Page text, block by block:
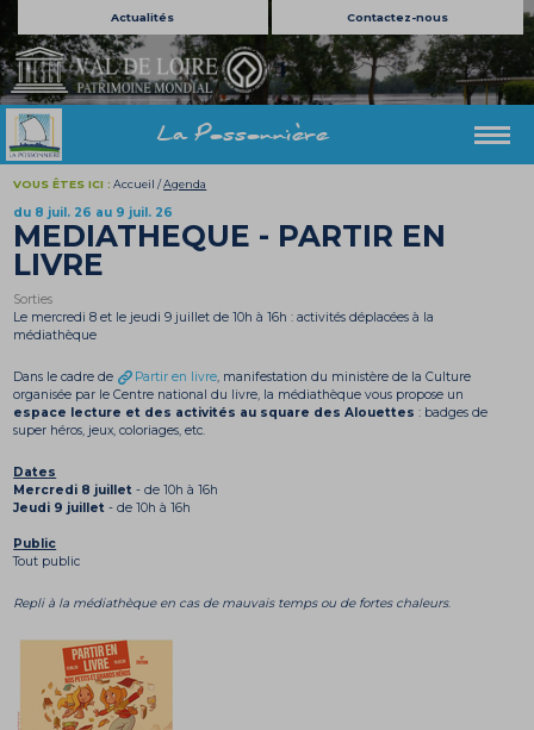
Actualités Contactez-nous
La Possonnière
VOUS ÊTES ICI : Accueil /Agenda
du 8 juil. 26 au 9 juil. 26
MEDIATHEQUE - PARTIR EN
LIVRE
Sorties
Le mercredi 8 et le jeudi 9 juillet de 10h à 16h : activités déplacées à la
médiathèque
Dans le cadre de Partir en livre, manifestation du ministère de la Culture
organisée par le Centre national du livre, la médiathèque vous propose un
espace lecture et des activités au square des Alouettes : badges de
super héros, jeux, coloriages, etc.
Dates
Mercredi 8 juillet- de 10h à 16h
Jeudi 9 juillet - de 10h à 16h
Public
Tout public
Repli à la médiathèque en cas de mauvais temps ou de fortes chaleurs.